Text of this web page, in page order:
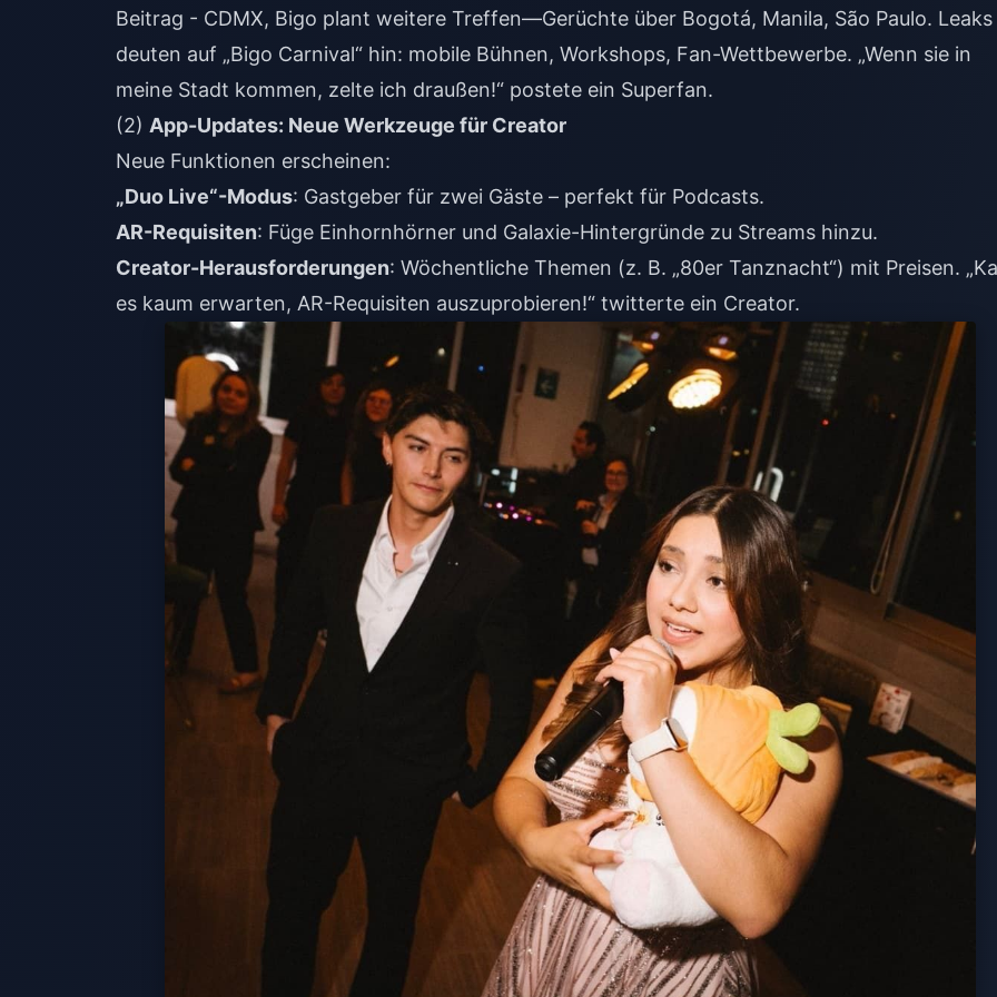
Beitrag - CDMX, Bigo plant weitere Treffen—Gerüchte über Bogotá, Manila, São Paulo. Leaks
deuten auf „Bigo Carnival“ hin: mobile Bühnen, Workshops, Fan-Wettbewerbe. „Wenn sie in
meine Stadt kommen, zelte ich draußen!“ postete ein Superfan.
(2) App-Updates: Neue Werkzeuge für Creator
Neue Funktionen erscheinen:
„Duo Live“-Modus: Gastgeber für zwei Gäste – perfekt für Podcasts.
AR-Requisiten: Füge Einhornhörner und Galaxie-Hintergründe zu Streams hinzu.
Creator-Herausforderungen: Wöchentliche Themen (z. B. „80er Tanznacht“) mit Preisen.
es kaum erwarten, AR-Requisiten auszuprobieren!“ twitterte ein Creator.